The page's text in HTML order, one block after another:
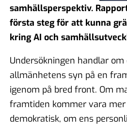
samhällsperspektiv.
första steg för att kunna
kring AI och
Undersökningen handlar om
allmänhetens syn på en
igenom på bred front. Om
framtiden kommer vara
demokratisk, om ens